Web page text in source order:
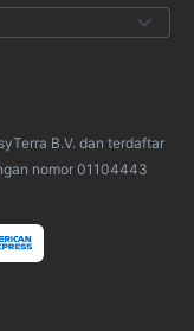
B.V. dan terdaftar
nomor 01104443